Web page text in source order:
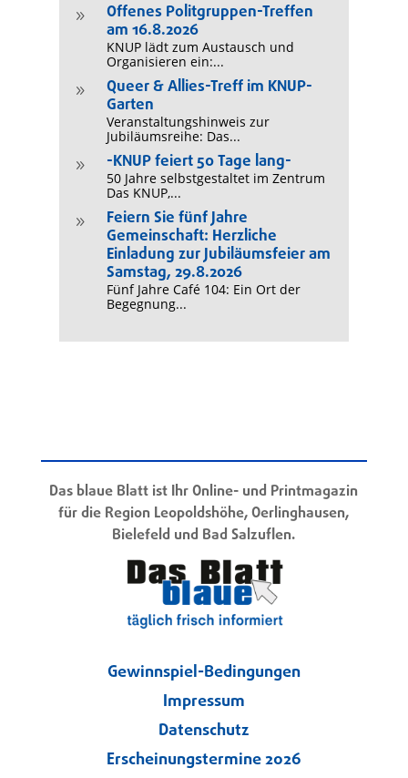
9
Offenes Politgruppen-Treffen
am 16.8.2026
KNUP lädt zum Austausch und
Organisieren ein:...
9
Queer & Allies-Treff im KNUP-
Garten
Veranstaltungshinweis zur
Jubiläumsreihe: Das...
9 -KNUP feiert 50 Tage lang-
50 Jahre selbstgestaltet im Zentrum
Das KNUP,...
9
Feiern Sie fünf Jahre
Gemeinschaft: Herzliche
Einladung zur Jubiläumsfeier am
Samstag, 29.8.2026
Fünf Jahre Café 104: Ein Ort der
Begegnung...
Das blaue Blatt ist Ihr Online- und Printmagazin
für die Region Leopoldshöhe, Oerlinghausen,
Bielefeld und Bad Salzuflen.
Gewinnspiel-Bedingungen
Impressum
Datenschutz
Erscheinungstermine 2026